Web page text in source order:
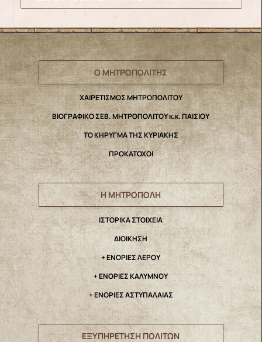
Ο ΜΗΤΡΟΠΟΛΙΤΗΣ
ΧΑΙΡΕΤΙΣΜΟΣ ΜΗΤΡΟΠΟΛΙΤΟΥ
ΒΙΟΓΡΑΦΙΚΟ ΣΕΒ. ΜΗΤΡΟΠΟΛΙΤΟΥ κ.κ. ΠΑΙΣΙΟΥ
ΤΟ ΚΗΡΥΓΜΑ ΤΗΣ ΚΥΡΙΑΚΗΣ
ΠΡΟΚΑΤΟΧΟΙ
Η ΜΗΤΡΟΠΟΛΗ
IΣΤΟΡΙΚΑ ΣΤΟΙΧΕΙΑ
ΔΙΟΙΚΗΣΗ
+ ΕΝΟΡΙΕΣ ΛΕΡΟΥ
+ ΕΝΟΡΙΕΣ ΚΑΛΥΜΝΟΥ
+ ΕΝΟΡΙΕΣ ΑΣΤΥΠΑΛΑΙΑΣ
ΕΞΥΠΗΡΕΤΗΣΗ ΠΟΛΙΤΩΝ